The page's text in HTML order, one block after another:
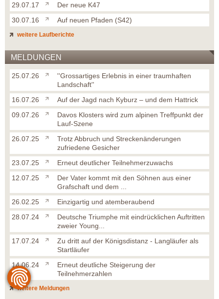
29.07.17
Der neue K47
30.07.16
Auf neuen Pfaden (S42)
weitere Laufberichte
MELDUNGEN
25.07.26
''Grossartiges Erlebnis in einer traumhaften
Landschaft''
16.07.26
Auf der Jagd nach Kyburz – und dem Hattrick
09.07.26
Davos Klosters wird zum alpinen Treffpunkt der
Lauf-Szene
26.07.25
Trotz Abbruch und Streckenänderungen
zufriedene Gesicher
23.07.25
Erneut deutlicher Teilnehmerzuwachs
12.07.25
Der Vater kommt mit den Söhnen aus einer
Grafschaft und dem ...
26.02.25
Einzigartig und atemberaubend
28.07.24
Deutsche Triumphe mit eindrücklichen Auftritten
zweier Young...
17.07.24
Zu dritt auf der Königsdistanz - Langläufer als
Startläufer
14.06.24
Erneut deutliche Steigerung der
Teilnehmerzahlen
weitere Meldungen